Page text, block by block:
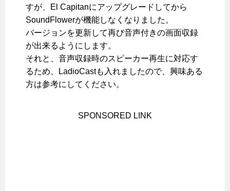
すが、El Capitanにアップグレードしてから
SoundFlowerが機能しなくなりました。
バージョンを更新して再び音声付きの画面収録
が出来るようにします。
それと、音声収録時のスピーカー再生に対応す
るため、LadioCastも入れましたので、興味ある
方は参考にしてください。
SPONSORED LINK